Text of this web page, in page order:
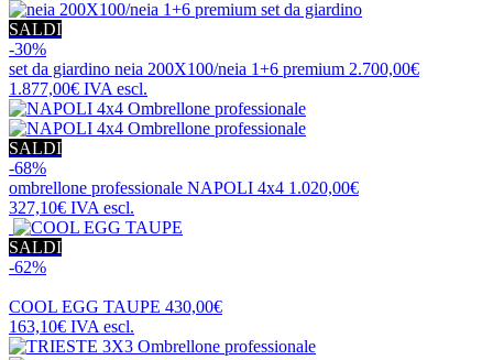
SALDI
-30%
set da giardino neia 200X100/neia 1+6 premium 2.700,00€
1.877,00€ IVA escl.
SALDI
-68%
ombrellone professionale NAPOLI 4x4 1.020,00€
327,10€ IVA escl.
SALDI
-62%
COOL EGG TAUPE 430,00€
163,10€ IVA escl.